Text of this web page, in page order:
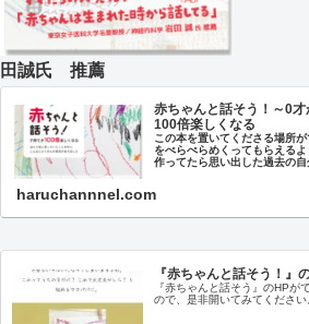
田誠氏 推薦
赤ちゃんと話そう！～0
100倍楽しくなる
この本を置いてくださる場所
をぺらぺらめくってもらえる
作ってたら思い出した過去の自
haruchannnel.com
『赤ちゃんと話そう！』
『赤ちゃんと話そう』のHPが
ので、是非開いてみてください